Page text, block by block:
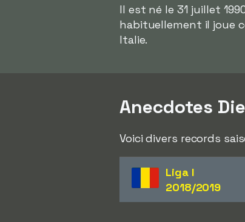
Il est né le 31 juillet
habituellement il joue
Italie.
Anecdotes
Voici divers records
Liga I
2018/2019